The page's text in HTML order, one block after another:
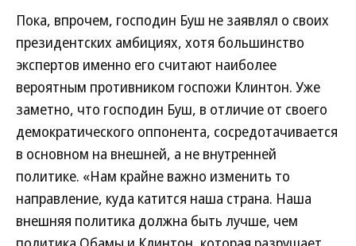
Пока, впрочем, господин Буш не заявлял о своих
президентских амбициях, хотя большинство
экспертов именно его считают наиболее
вероятным противником госпожи Клинтон. Уже
заметно, что господин Буш, в отличие от своего
демократического оппонента, сосредотачивается
в основном на внешней, а не внутренней
политике. «Нам крайне важно изменить то
направление, куда катится наша страна. Наша
внешняя политика должна быть лучше, чем